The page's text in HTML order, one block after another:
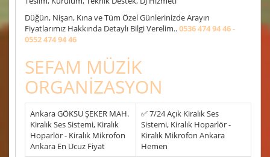
Düğün, Nişan, Kına ve Tüm Özel Günlerinizde Arayın
Fiyatlarımız Hakkında Detaylı Bilgi Verelim..0536 474 94 46 -
0552 474 94 46
SEFAM MÜZİK
ORGANİZASYON
Ankara GÖKSU ŞEKER MAH.
Kiralık Ses Sistemi, Kiralık
Hoparlör - Kiralık Mikrofon
Ankara En Ucuz Fiyat
✅ 7/24 Açık Kiralık Ses
Sistemi, Kiralık Hoparlör -
Kiralık Mikrofon Ankara
Hemen